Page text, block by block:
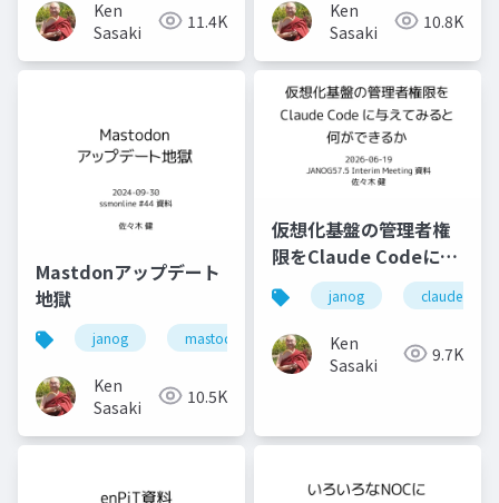
Ken
Sasaki
11.4K
Ken
Sasaki
10.8K
Mastdonアップデート
地獄
janog mastodon chatgpt
Ken
Sasaki
10.5K
仮想化基盤の管理者権
限をClaude Codeに与
えてみると何ができる
か
janog claude code
Ken
Sasaki
9.7K